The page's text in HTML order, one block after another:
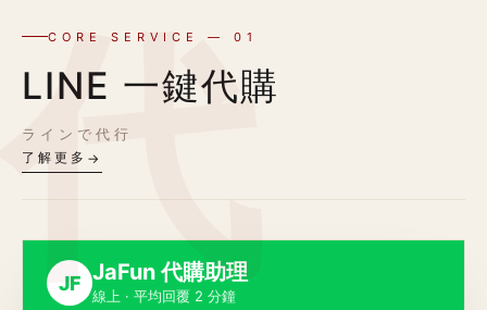
CORE SERVICE — 01
LINE 一鍵代購
ラインで代行
了解更多 →
JF JaFun 代購助理
線上 · 平均回覆 2 分鐘